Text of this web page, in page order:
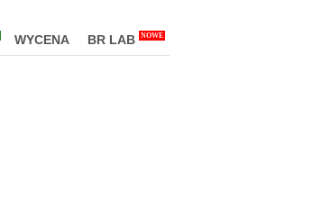
WYCENA BR LAB NOWE